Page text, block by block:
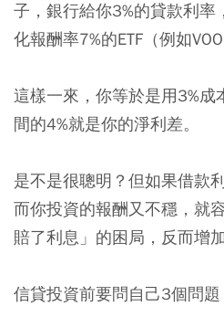
子， 銀行給你3%的貸款利
化報酬率7%的ETF（例如VOO
這樣一來，你等於是用3%成
間的4%就是你的淨利差。
是不是很聰明？但如果借款
而你投資的報酬又不穩，就
賠了利息」的困局，反而增
信貸投資前要問自己3個問題